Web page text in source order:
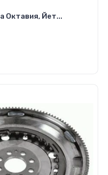
Октавия, Йет...